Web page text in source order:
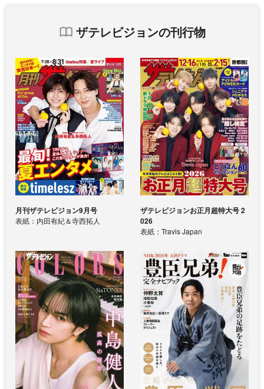
ザテレビジョンの刊行物
月刊ザテレビジョン9月号
表紙：内田有紀＆寺西拓人
ザテレビジョンお正月超特大号 2
026
表紙：Travis Japan